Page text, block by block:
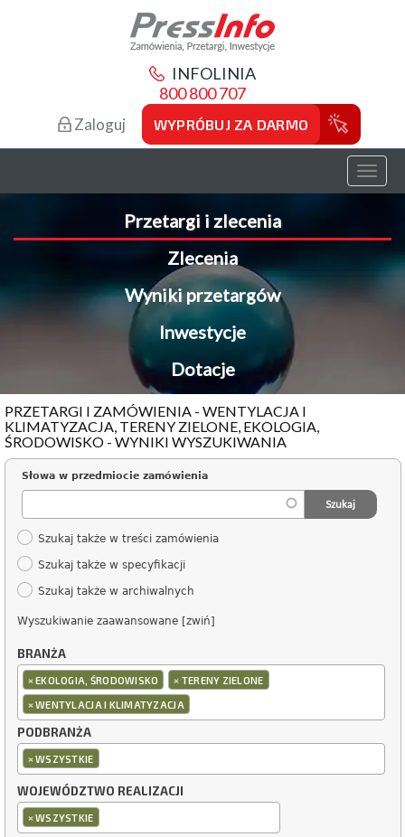
INFOLINIA
800 800 707
Zaloguj WYPRÓBUJ ZA DARMO
Toggle
Przetargi i zlecenia
Zlecenia
Wyniki przetargów
Inwestycje
Dotacje
PRZETARGI I ZAMÓWIENIA - WENTYLACJA I
KLIMATYZACJA, TERENY ZIELONE, EKOLOGIA,
ŚRODOWISKO - WYNIKI WYSZUKIWANIA
Słowa w przedmiocie zamówienia
Szukaj także w treści zamówienia
Szukaj także w specyfikacji
Szukaj także w archiwalnych
Wyszukiwanie zaawansowane [zwiń]
BRANŻA
×EKOLOGIA, ŚRODOWISKO × TERENY ZIELONE
×WENTYLACJA I KLIMATYZACJA
PODBRANŻA
×WSZYSTKIE
WOJEWÓDZTWO REALIZACJI
×WSZYSTKIE